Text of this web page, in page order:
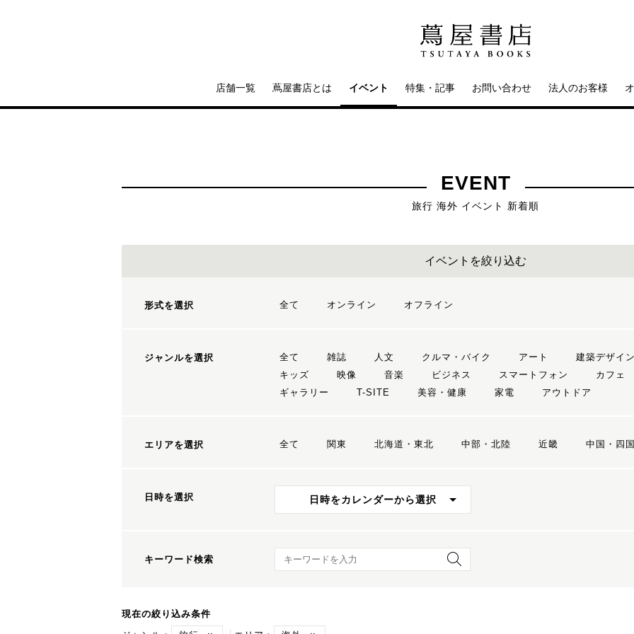
店舗一覧 蔦屋書店とは イベント 特集・記事 お問い合わせ 法人のお客様
EVENT
旅行 海外 イベント 新着順
イベントを絞り込む
形式を選択 全て オンライン オフライン
ジャンルを選択 全て 雑誌 人文 クルマ・バイク アート 建築デザイン
キッズ
映像 音楽 ビジネス スマートフォン カフェ
ギャラリー
T-SITE 美容・健康 家電 アウトドア
エリアを選択 全て 関東 北海道・東北 中部・北陸 近畿 中国・四国
日時を選択 日時をカレンダーから選択
キーワード検索 キーワード検索
現在の絞り込み条件